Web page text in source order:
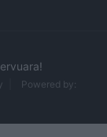
Powered by: